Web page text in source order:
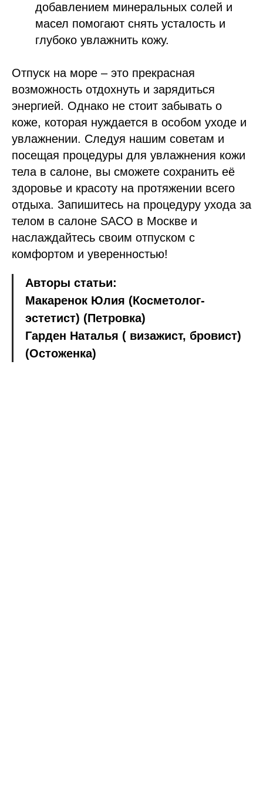
добавлением минеральных солей и
масел помогают снять усталость и
глубоко увлажнить кожу.
Отпуск на море – это прекрасная
возможность отдохнуть и зарядиться
энергией. Однако не стоит забывать о
коже, которая нуждается в особом уходе и
увлажнении. Следуя нашим советам и
посещая процедуры для увлажнения кожи
тела в салоне, вы сможете сохранить её
здоровье и красоту на протяжении всего
отдыха. Запишитесь на процедуру ухода за
телом в салоне SACO в Москве и
наслаждайтесь своим отпуском с
комфортом и уверенностью!
Авторы статьи:
Макаренок Юлия (Косметолог-
эстетист) (Петровка)
Гарден Наталья ( визажист, бровист)
(Остоженка)